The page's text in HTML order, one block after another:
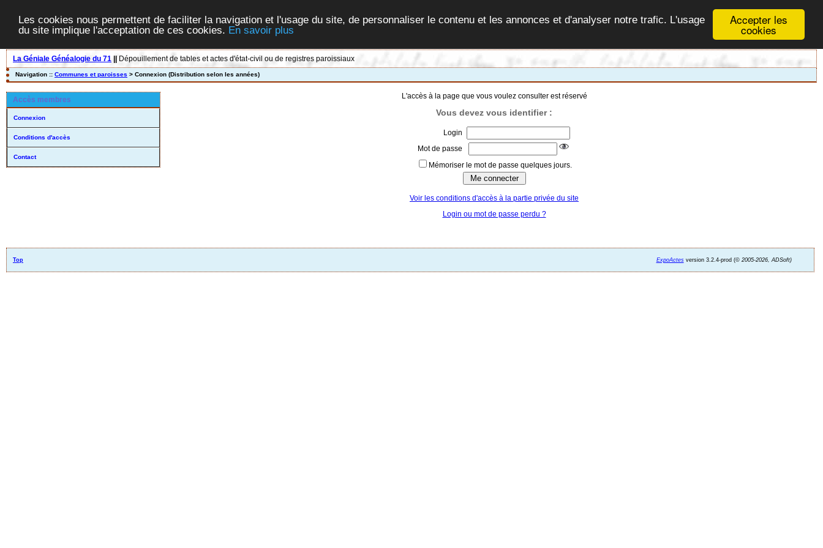
Accepter les
cookies
Les cookies nous permettent de faciliter la navigation et l'usage du site, de personnaliser le contenu et les annonces et d'analyser notre trafic. L'usage
du site implique l'acceptation de ces cookies. En savoir plus
La Géniale Généalogie du 71 Dépouillement de tables et actes d'état-civil ou de registres paroissiaux
Navigation :: Communes et paroisses > Connexion (Distribution selon les années)
Accès membres
Connexion
Conditions d'accès
Contact
L'accès à la page que vous voulez consulter est réservé
Vous devez vous identifier :
Login
Mot de passe
Mémoriser le mot de passe quelques jours.
Voir les conditions d'accès à la partie privée du site
Login ou mot de passe perdu ?
Top ExpoActesversion 3.2.4-prod (©2005-2026, ADSoft)